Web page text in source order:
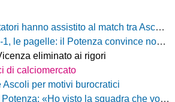
hanno assistito al match tra Ascoli e Potenza
il Potenza convince nonostante la sconfitta
eliminato ai rigori
di calciomercato
Ascoli per motivi burocratici
la squadra che voglio». Ma avverte: «Dobbiamo migliorare nelle scelte»